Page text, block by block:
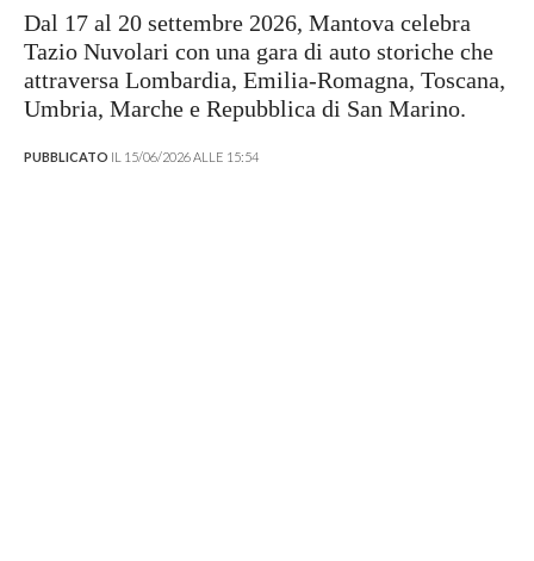
Dal 17 al 20 settembre 2026, Mantova celebra
Tazio Nuvolari con una gara di auto storiche che
attraversa Lombardia, Emilia-Romagna, Toscana,
Umbria, Marche e Repubblica di San Marino.
PUBBLICATO IL 15/06/2026 ALLE 15:54